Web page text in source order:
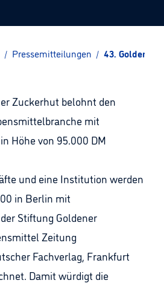
/ Pressemitteilungen / 43. Goldener
Zuckerhut belohnt den
mit
Höhe von 95.000 DM
und eine Institution werden
in Berlin mit
Stiftung Goldener
Zeitung
Fachverlag, Frankfurt
Damit würdigt die